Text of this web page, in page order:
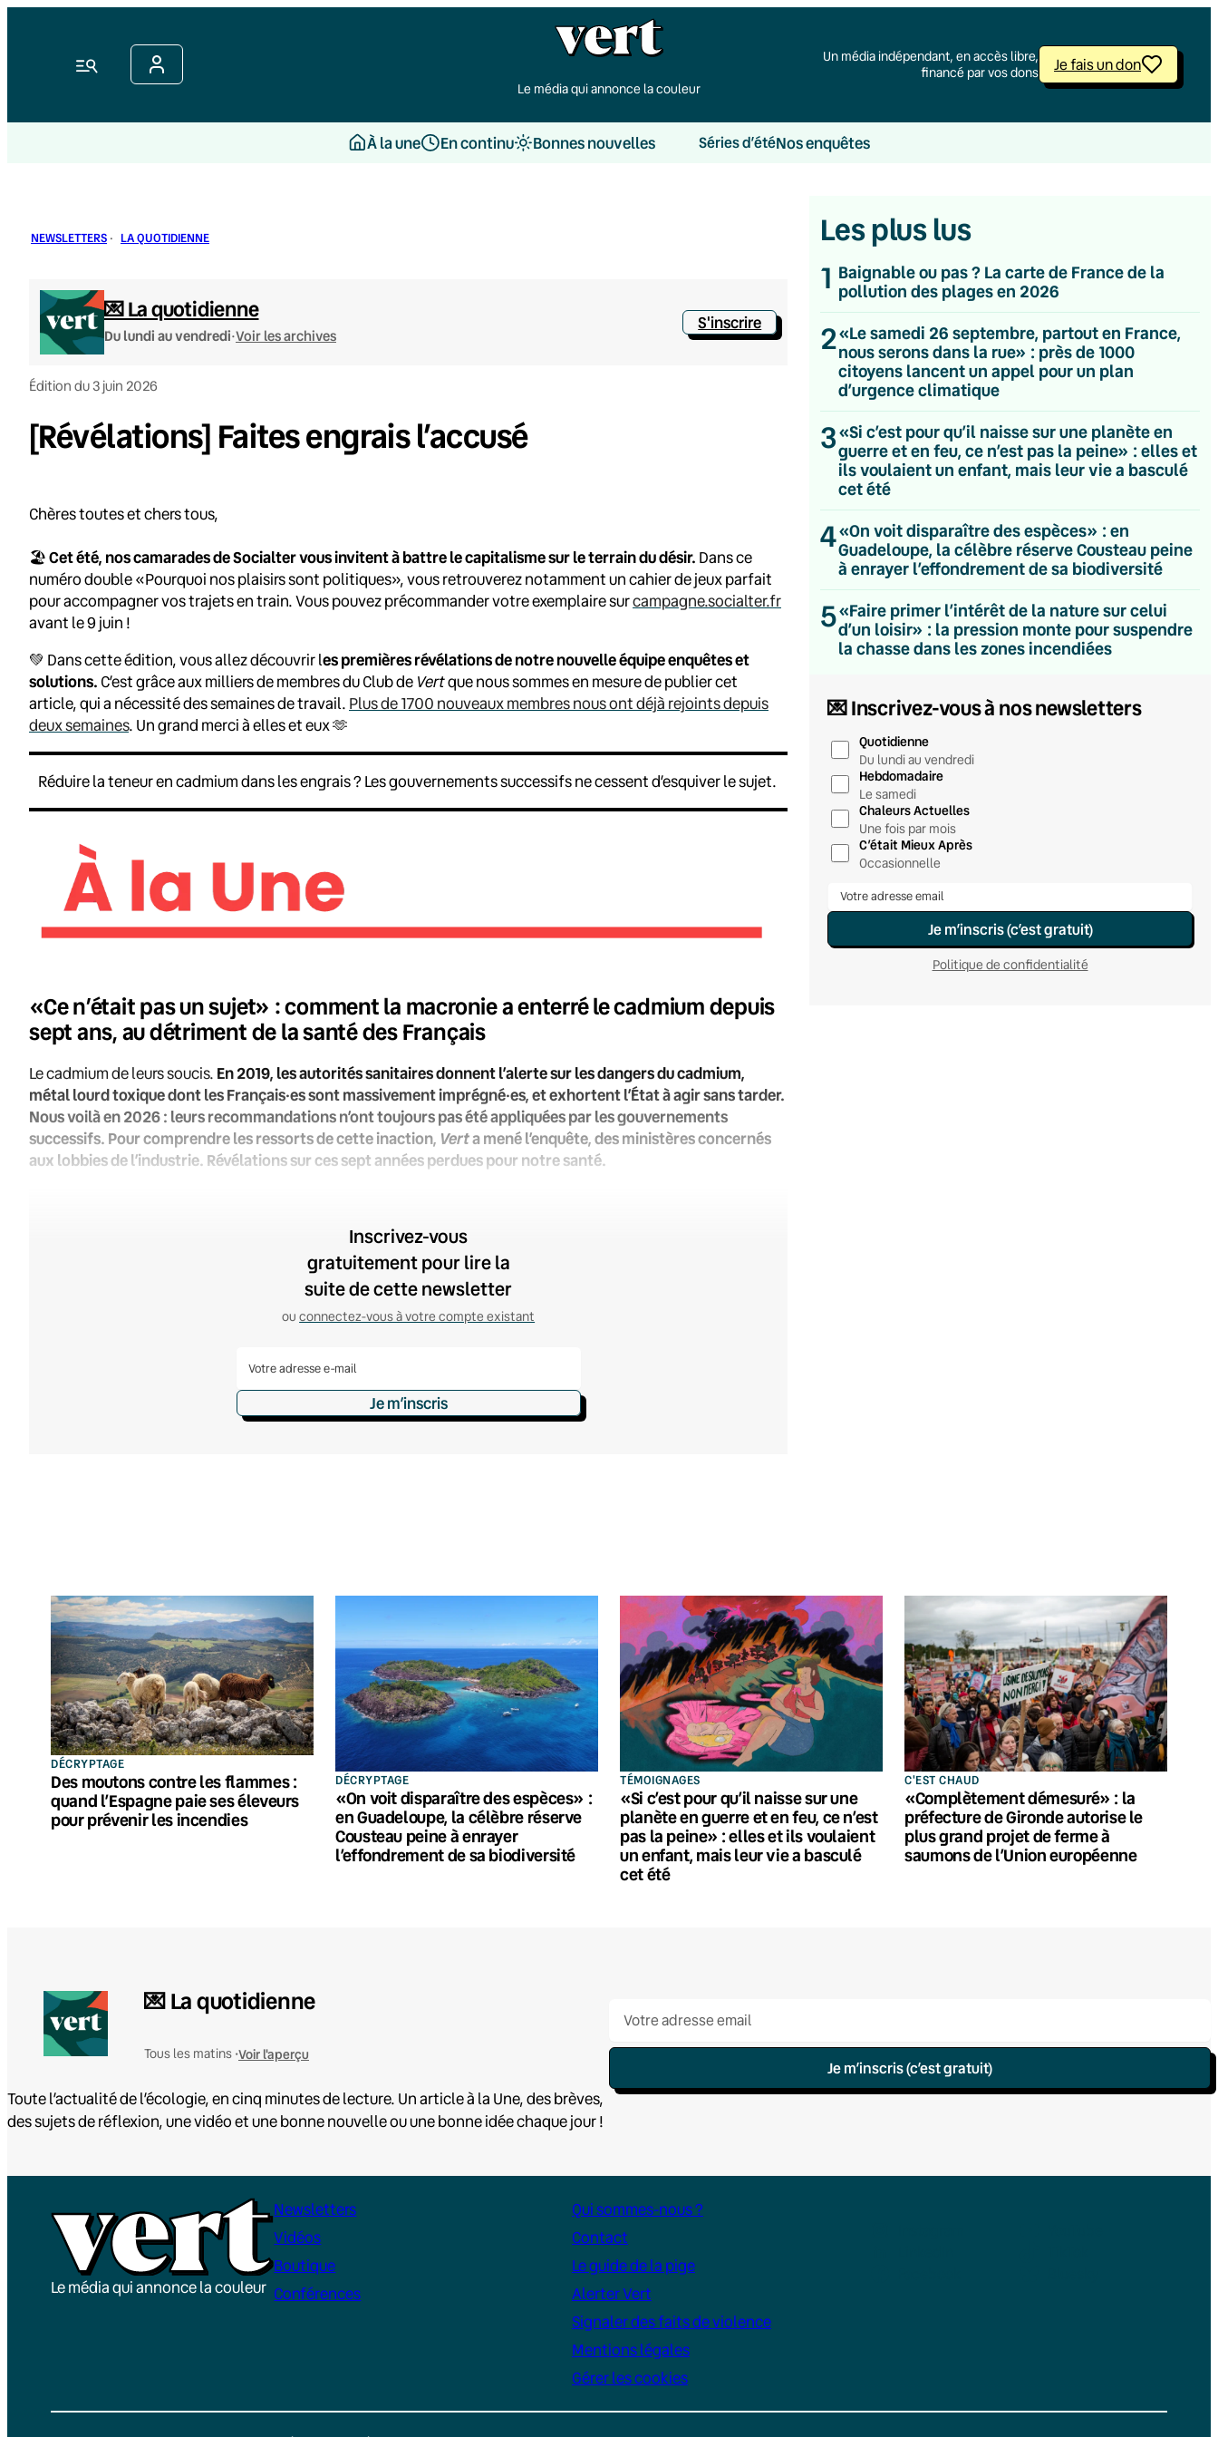
Menu
Le média qui annonce la couleur
Un média indépendant, en accès libre,
financé par vos dons
Je fais un don
À la une En continu Bonnes nouvelles Séries d’étéNos enquêtes
NEWSLETTERS · LA QUOTIDIENNE
💌 La quotidienne
Du lundi au vendredi·Voir les archives
S'inscrire
Édition du 3 juin 2026
[Révélations] Faites engrais l’accusé
Chères toutes et chers tous,
🏖️Cet été, nos camarades de Socialter vous invitent à battre le capitalisme sur le terrain du désir. Dans ce
numéro double «Pourquoi nos plaisirs sont politiques», vous retrouverez notamment un cahier de jeux parfait
pour accompagner vos trajets en train. Vous pouvez précommander votre exemplaire surcampagne.socialter.fr
avant le 9 juin !
💚 Dans cette édition, vous allez découvrir les premières révélations de notre nouvelle équipe enquêtes et
solutions. C’est grâce aux milliers de membres du Club de Vertque nous sommes en mesure de publier cet
article, qui a nécessité des semaines de travail. Plus de 1700 nouveaux membres nous ont déjà rejoints depuis
deux semaines. Un grand merci à elles et eux 🫶
Réduire la teneur en cadmium dans les engrais ? Les gouvernements successifs ne cessent d’esquiver le sujet.
«Ce n’était pas un sujet» : comment la macronie a enterré le cadmium depuis
sept ans, au détriment de la santé des Français
Le cadmium de leurs soucis. En 2019, les autorités sanitaires donnent l’alerte sur les dangers du cadmium,
métal lourd toxique dont les Français·es sont massivement imprégné·es, et exhortent l’État à agir sans tarder.
Nous voilà en 2026 : leurs recommandations n’ont toujours pas été appliquées par les gouvernements
successifs. Pour comprendre les ressorts de cette inaction, Verta mené l’enquête, des ministères concernés
aux lobbies de l’industrie. Révélations sur ces sept années perdues pour notre santé.
Inscrivez-vous
gratuitement pour lire la
suite de cette newsletter
ouconnectez-vous à votre compte existant
Je m’inscris
Les plus lus
1 Baignable ou pas ? La carte de France de la
pollution des plages en 2026
2«Le samedi 26 septembre, partout en France,
nous serons dans la rue» : près de 1000
citoyens lancent un appel pour un plan
d’urgence climatique
3«Si c’est pour qu’il naisse sur une planète en
guerre et en feu, ce n’est pas la peine» : elles et
ils voulaient un enfant, mais leur vie a basculé
cet été
4«On voit disparaître des espèces» : en
Guadeloupe, la célèbre réserve Cousteau peine
à enrayer l’effondrement de sa biodiversité
5«Faire primer l’intérêt de la nature sur celui
d’un loisir» : la pression monte pour suspendre
la chasse dans les zones incendiées
💌 Inscrivez-vous à nos newsletters
Quotidienne
Du lundi au vendredi
Hebdomadaire
Le samedi
Chaleurs Actuelles
Une fois par mois
C’était Mieux Après
Occasionnelle
Je m’inscris (c’est gratuit)
Politique de confidentialité
DÉCRYPTAGE
Des moutons contre les flammes :
quand l’Espagne paie ses éleveurs
pour prévenir les incendies
DÉCRYPTAGE
«On voit disparaître des espèces» :
en Guadeloupe, la célèbre réserve
Cousteau peine à enrayer
l’effondrement de sa biodiversité
TÉMOIGNAGES
«Si c’est pour qu’il naisse sur une
planète en guerre et en feu, ce n’est
pas la peine» : elles et ils voulaient
un enfant, mais leur vie a basculé
cet été
C'EST CHAUD
«Complètement démesuré» : la
préfecture de Gironde autorise le
plus grand projet de ferme à
saumons de l’Union européenne
💌 La quotidienne
Tous les matins •Voir l'aperçu
Toute l’actualité de l’écologie, en cinq minutes de lecture. Un article à la Une, des brèves,
des sujets de réflexion, une vidéo et une bonne nouvelle ou une bonne idée chaque jour !
Je m’inscris (c’est gratuit)
Le média qui annonce la couleur
Newsletters
Vidéos
Boutique
Conférences
Qui sommes-nous ?
Contact
Le guide de la pige
Alerter Vert
Signaler des faits de violence
Mentions légales
Gérer les cookies